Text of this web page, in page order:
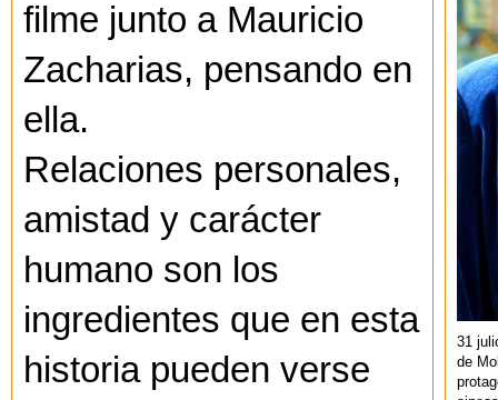
filme junto a Mauricio
Zacharias, pensando en
ella.
Relaciones personales,
amistad y carácter
humano son los
ingredientes que en esta
historia pueden verse
31
de